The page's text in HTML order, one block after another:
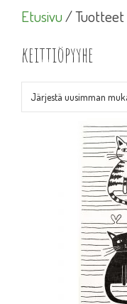
Etusivu/ Tuotteet
keittiöpyyhe